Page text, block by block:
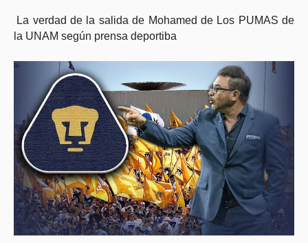
La verdad de la salida de Mohamed de Los PUMAS de
la UNAM según prensa deportiba